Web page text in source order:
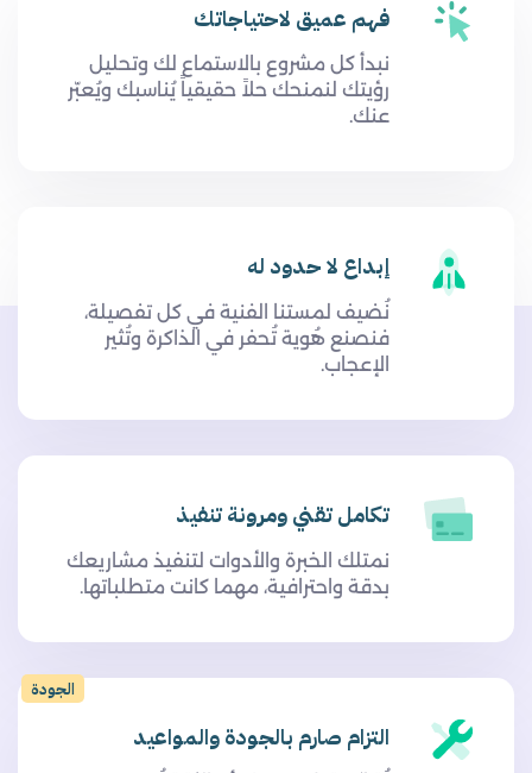
فهم عميق لاحتياجاتك
نبدأ كل مشروع بالاستماع لك وتحليل
رؤيتك لنمنحك حلاً حقيقياً يُناسبك ويُعبّر
عنك.
إبداع لا حدود له
نُضيف لمستنا الفنية في كل تفصيلة،
فنصنع هُوية تُحفر في الذاكرة وتُثير
الإعجاب.
تكامل تقني ومرونة تنفيذ
نمتلك الخبرة والأدوات لتنفيذ مشاريعك
بدقة واحترافية، مهما كانت متطلباتها.
الجودة
التزام صارم بالجودة والمواعيد